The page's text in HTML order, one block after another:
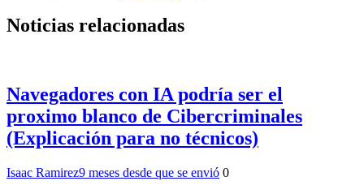
Noticias relacionadas
Navegadores con IA podría ser el
proximo blanco de Cibercriminales
(Explicación para no técnicos)
Isaac Ramirez9 meses desde que se envió 0